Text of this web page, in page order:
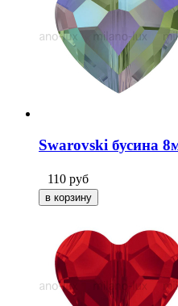
Swarovski бусина
110 руб